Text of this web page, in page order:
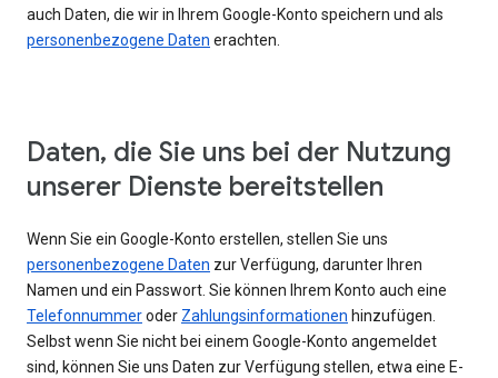
auch Daten, die wir in Ihrem Google-Konto speichern und als
personenbezogene Daten erachten.
Daten, die Sie uns bei der Nutzung
unserer Dienste bereitstellen
Wenn Sie ein Google-Konto erstellen, stellen Sie uns
personenbezogene Daten zur Verfügung, darunter Ihren
Namen und ein Passwort. Sie können Ihrem Konto auch eine
Telefonnummeroder Zahlungsinformationen hinzufügen.
Selbst wenn Sie nicht bei einem Google-Konto angemeldet
sind, können Sie uns Daten zur Verfügung stellen, etwa eine E-